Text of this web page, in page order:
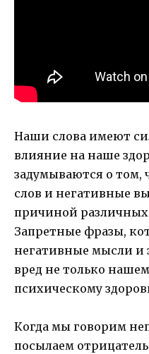
Наши слова имеют
влияние на наше
задумываются о том,
слов и негативные
причиной различных
Запретные фразы,
негативные мысли и
вред не только
психическому
Когда мы говорим
посылаем